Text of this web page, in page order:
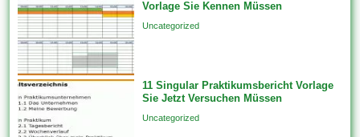
erstellen Features unfein einer
einzigen Datenquelle auf...
Vorlage Sie Kennen Müssen
Uncategorized
11 Singular Praktikumsbericht Vorlage
Sie Jetzt Versuchen Müssen
Uncategorized